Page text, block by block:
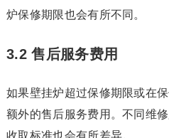
炉保修期限也会有所不同。
3.2 售后服务费用
如果壁挂炉超过保修期限或在
额外的售后服务费用。不同维
收取标准也会有所差异。